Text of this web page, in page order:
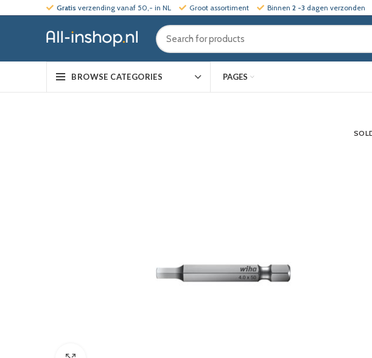
Gratis verzending vanaf 50,- in NL Groot assortiment Binnen 2 -3 dagen verzonden
BROWSE CATEGORIES PAGES